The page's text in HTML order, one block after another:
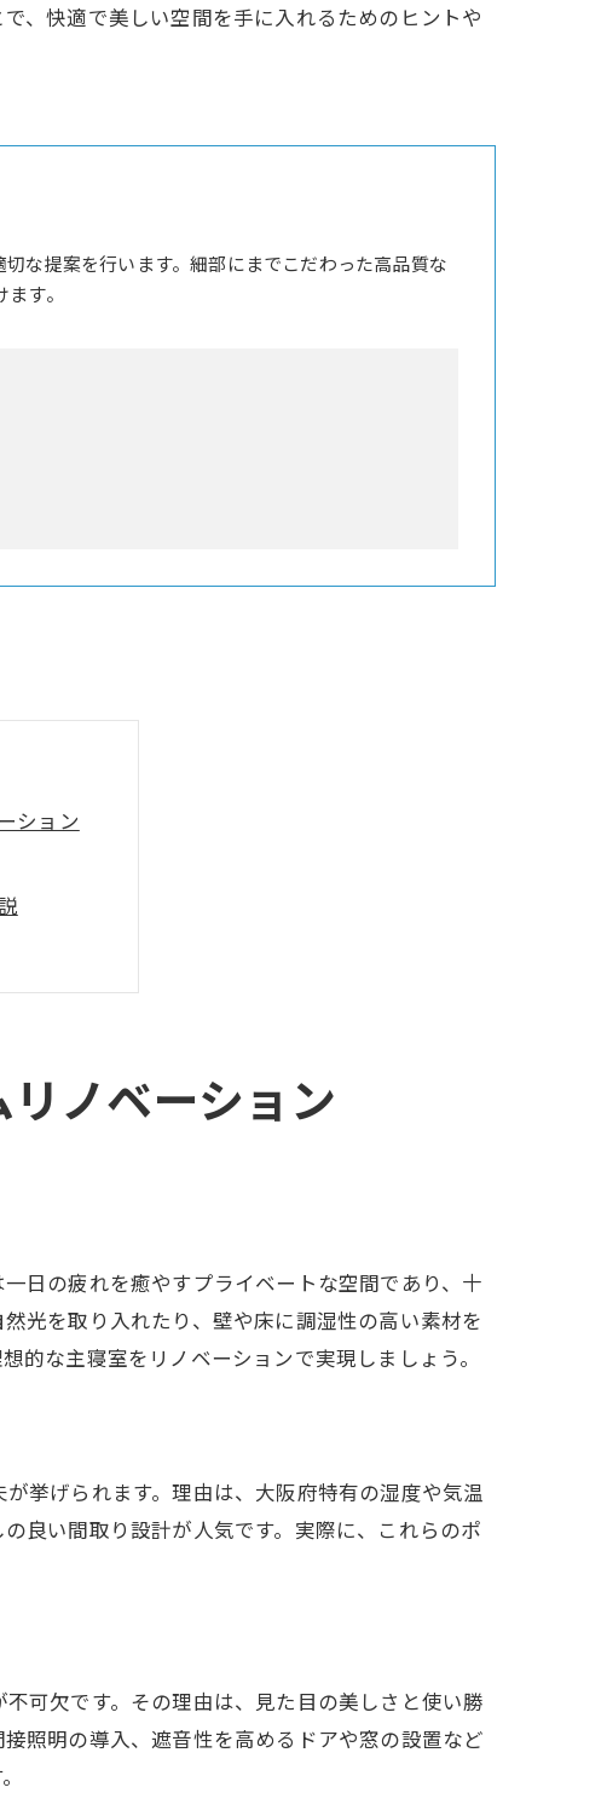
、快適で美しい空間を手に入れるためのヒントや
な提案を行います。細部にまでこだわった高品質な
す。
ション
ション術
夫
とめ
ン術
最適
ノベーション
日の疲れを癒やすプライベートな空間であり、十
光を取り入れたり、壁や床に調湿性の高い素材を
な主寝室をリノベーションで実現しましょう。
挙げられます。理由は、大阪府特有の湿度や気温
良い間取り設計が人気です。実際に、これらのポ
可欠です。その理由は、見た目の美しさと使い勝
照明の導入、遮音性を高めるドアや窓の設置など